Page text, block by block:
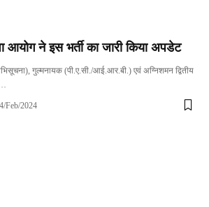
ने इस भर्ती का जारी किया अपडेट
गुल्मनायक (पी.ए.सी./आई.आर.बी.) एवं अग्निशमन द्वितीय
Feb/2024